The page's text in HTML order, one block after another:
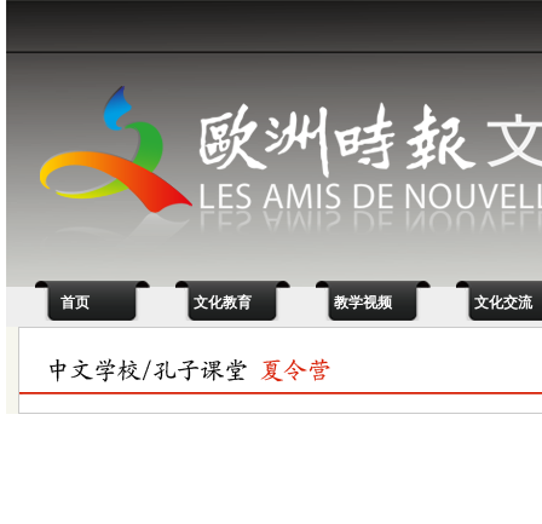
首页 文化教育 教学视频 文化交流